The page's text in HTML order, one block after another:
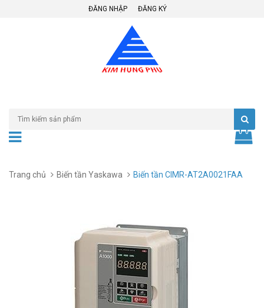
ĐĂNG NHẬP ĐĂNG KÝ
Trang chủ Biến tần Yaskawa Biến tần CIMR-AT2A0021FAA